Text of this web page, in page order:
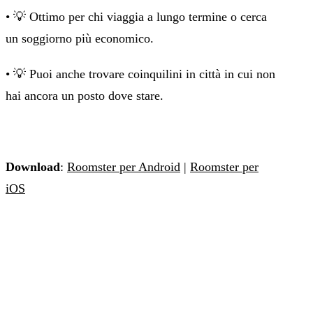
• 💡 Ottimo per chi viaggia a lungo termine o cerca
un soggiorno più economico.
• 💡 Puoi anche trovare coinquilini in città in cui non
hai ancora un posto dove stare.
Download: Roomster per Android | Roomster per
iOS